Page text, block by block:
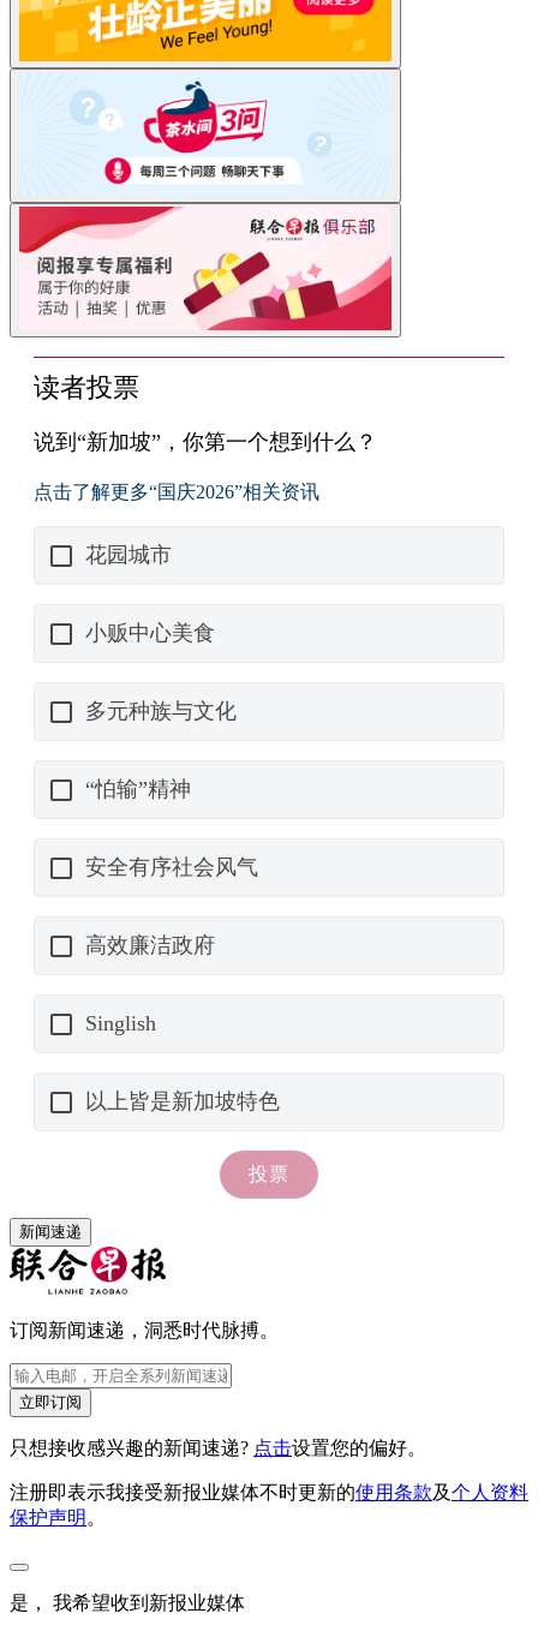
新闻速递
订阅新闻速递，洞悉时代脉搏。
立即订阅
只想接收感兴趣的新闻速递? 点击设置您的偏好。
注册即表示我接受新报业媒体不时更新的使用条款及个人资料
保护声明 。
是， 我希望收到新报业媒体